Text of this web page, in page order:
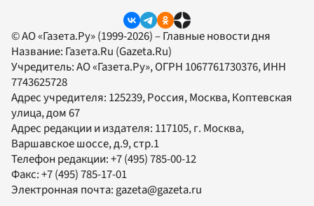
© АО «Газета.Ру» (1999-2026) – Главные новости дня
Название: Газета.Ru (Gazeta.Ru)
Учредитель:АО «Газета.Ру», ОГРН 1067761730376, ИНН
7743625728
Адрес учредителя: 125239, Россия, Москва, Коптевская
улица, дом 67
Адрес редакции и издателя: 117105, г. Москва,
Варшавское шоссе, д.9, стр.1
Телефон редакции:+7 (495) 785-00-12
Факс:+7 (495) 785-17-01
Электронная почта: gazeta@gazeta.ru